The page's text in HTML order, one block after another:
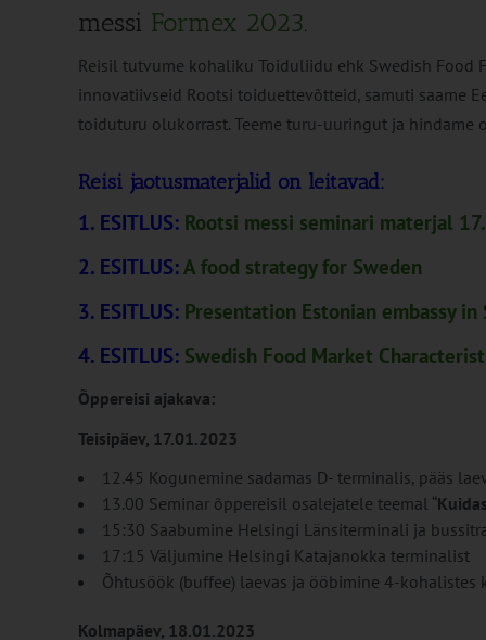
messi Formex 2023.
Reisil tutvume kohaliku Toiduliidu ehk Swedish Food
innovatiivseid Rootsi toiduettevõtteid, samuti saame
toiduturu olukorrast. Teeme turu-uuringut ja hindame
Reisi jaotusmaterjalid on leitavad:
1. ESITLUS: Rootsi messi seminari materjal
2. ESITLUS: A food strategy for Sweden
3. ESITLUS: Presentation Estonian embassy
4. ESITLUS: Swedish Food Market
Õppereisi ajakava:
Teisipäev, 17.01.2023
12.45 Kogunemine sadamas D- terminalis, pääs
13.00 Seminar õppereisil osalejatele teemal “
15:30 Saabumine Helsingi Länsiterminali ja
17:15 Väljumine Helsingi Katajanokka terminalist
Õhtusöök (buffee) laevas ja ööbimine 4-kohalistes
Kolmapäev, 18.01.2023